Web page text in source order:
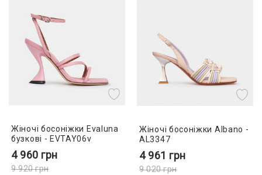
Жіночі босоніжки Evaluna
бузкові - EVTAY06v
4 960 грн
9 920грн
Жіночі босоніжки Albano -
AL3347
4 961 грн
9 020грн